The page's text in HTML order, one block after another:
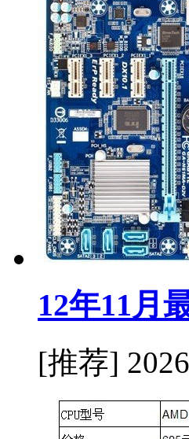
12年11月
[推荐]